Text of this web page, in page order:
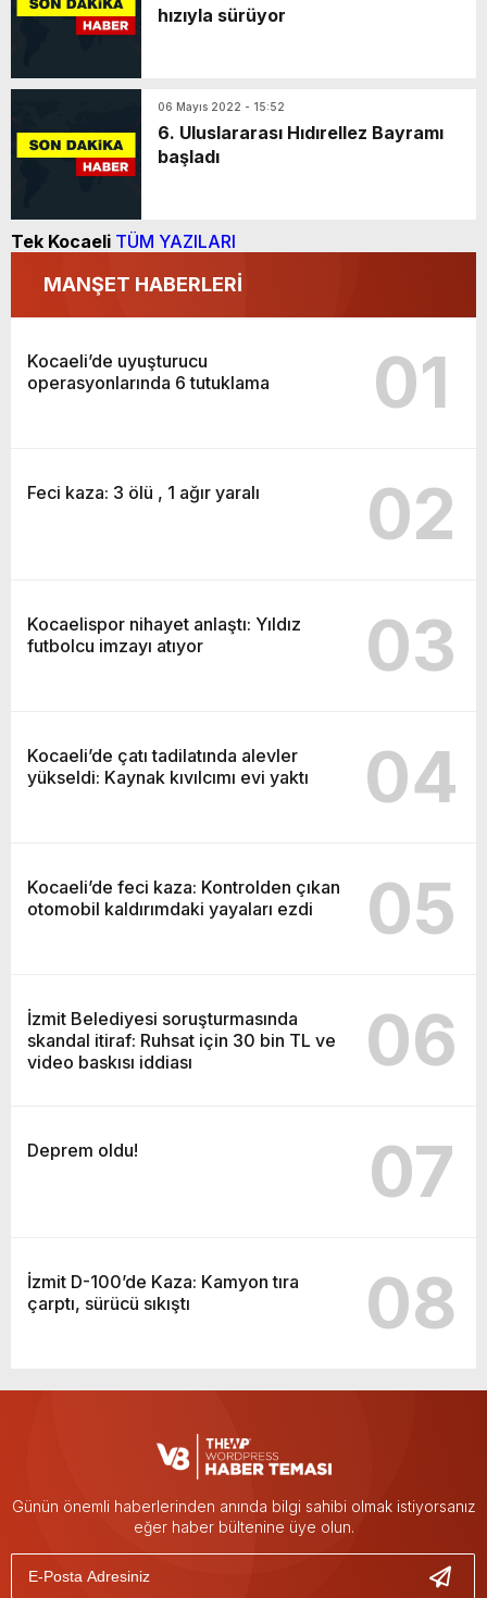
hızıyla sürüyor
06 Mayıs 2022 - 15:52
6. Uluslararası Hıdırellez Bayramı
başladı
Tek Kocaeli TÜM YAZILARI
MANŞET HABERLERİ
Kocaeli’de uyuşturucu
operasyonlarında 6 tutuklama
01
Feci kaza: 3 ölü , 1 ağır yaralı 02
Kocaelispor nihayet anlaştı: Yıldız
futbolcu imzayı atıyor
03
Kocaeli’de çatı tadilatında alevler
yükseldi: Kaynak kıvılcımı evi yaktı
04
Kocaeli’de feci kaza: Kontrolden çıkan
otomobil kaldırımdaki yayaları ezdi
05
İzmit Belediyesi soruşturmasında
skandal itiraf: Ruhsat için 30 bin TL ve
video baskısı iddiası
06
Deprem oldu! 07
İzmit D-100’de Kaza: Kamyon tıra
çarptı, sürücü sıkıştı
08
Günün önemli haberlerinden anında bilgi sahibi olmak istiyorsanız
eğer haber bültenine üye olun.